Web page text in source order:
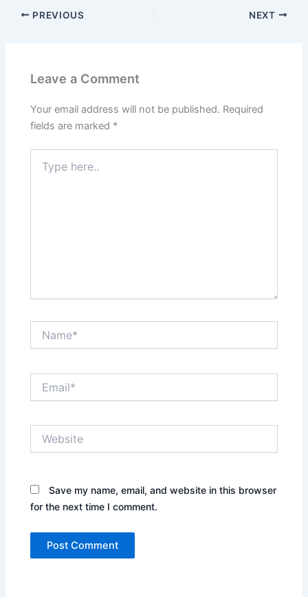
PREVIOUS NEXT
Leave a Comment
Your email address will not be published. Required
fields are marked *
here..
Save my name, email, and website in this browser
for the next time I comment.